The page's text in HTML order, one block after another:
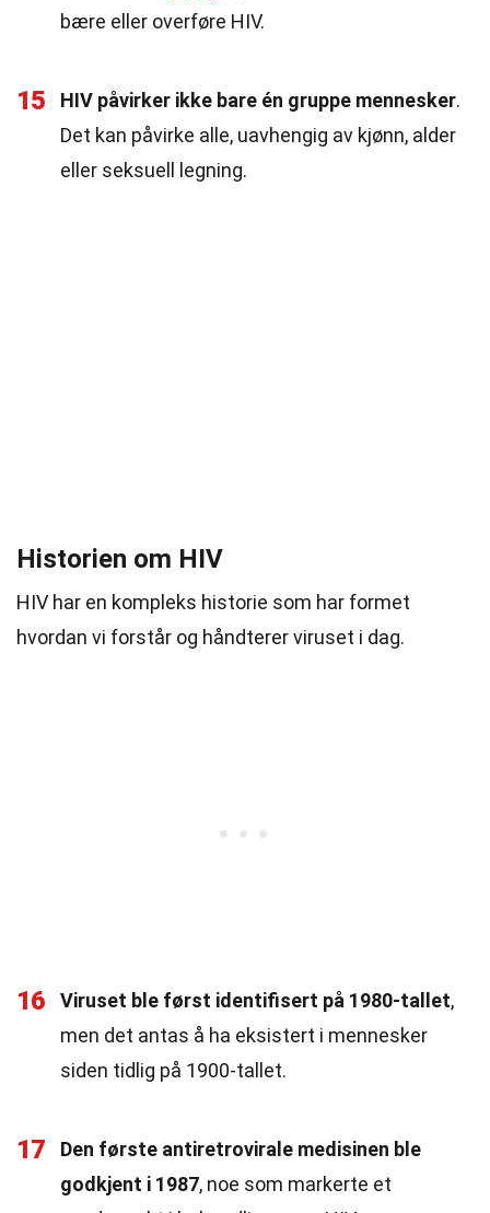
bære eller overføre HIV.
15 HIV påvirker ikke bare én gruppe mennesker.
Det kan påvirke alle, uavhengig av kjønn, alder
eller seksuell legning.
Historien om HIV
HIV har en kompleks historie som har formet
hvordan vi forstår og håndterer viruset i dag.
16 Viruset ble først identifisert på 1980-tallet,
men det antas å ha eksistert i mennesker
siden tidlig på 1900-tallet.
17
Den første antiretrovirale medisinen ble
godkjent i 1987, noe som markerte et